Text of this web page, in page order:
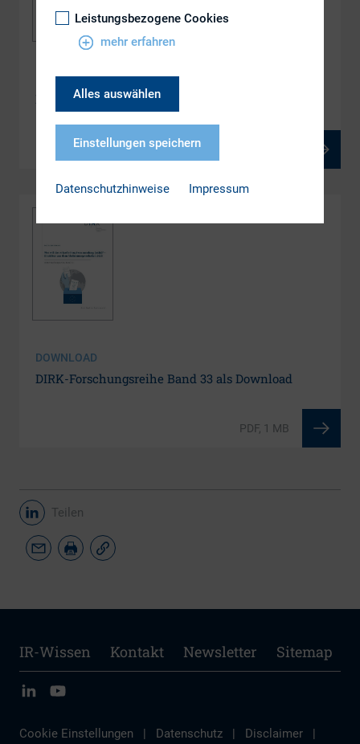
LINK
DIRK-Forschungsreihe Band 33 als E-Paper
DOWNLOAD
DIRK-Forschungsreihe Band 33 als Download
PDF, 1 MB
Teilen
IR-Wissen Kontakt Newsletter Sitemap
Cookie Einstellungen | Datenschutz | Disclaimer |
Leistungsbezogene Cookies
mehr erfahren
Alles auswählen
Einstellungen speichern
Datenschutzhinweise Impressum